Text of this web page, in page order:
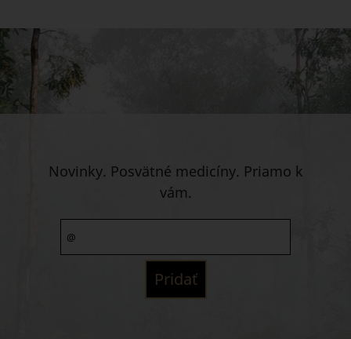
Novinky. Posvätné medicíny. Priamo k
vám.